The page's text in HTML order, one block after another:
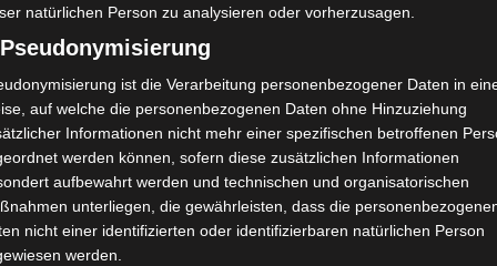
natürlichen Person zu analysieren oder vorherzusagen.
ist die Verarbeitung personenbezogener Daten in
auf welche die personenbezogenen Daten ohne Hinzuziehung
Informationen nicht mehr einer spezifischen betroffenen
werden können, sofern diese zusätzlichen Informationen
aufbewahrt werden und technischen und organisatorischen
unterliegen, die gewährleisten, dass die
nicht einer identifizierten oder identifizierbaren natürlichen Person
werden.